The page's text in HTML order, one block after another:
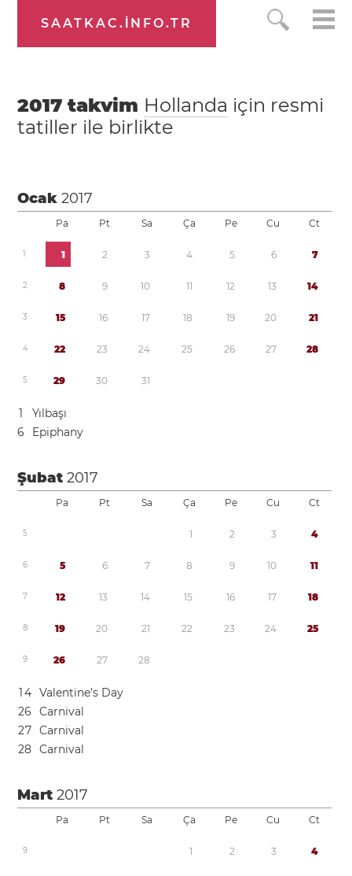
SAATKAC.INFO.TR
2017 takvim Hollanda için resmi
tatiller ile birlikte
Ocak2017
Pa Pt Sa Ça Pe Cu Ct
1 1 2 3 4 5 6 7
2 8 9 10 11 12 13 14
3 15 16 17 18 19 20 21
4 22 23 24 25 26 27 28
5 29 30 31
1
Yılbaşı
6
Epiphany
Şubat2017
Pa Pt Sa Ça Pe Cu Ct
5 1 2 3 4
6 5 6 7 8 9 10 11
7 12 13 14 15 16 17 18
8 19 20 21 22 23 24 25
9 26 27 28
14 Valentine’s Day
26
Carnival
27 Carnival
28 Carnival
Mart2017
Pa Pt Sa Ça Pe Cu Ct
9 1 2 3 4